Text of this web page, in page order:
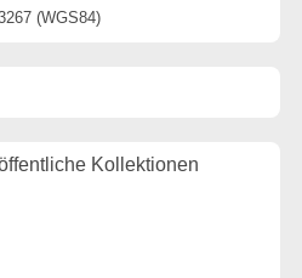
(WGS84)
Kollektionen